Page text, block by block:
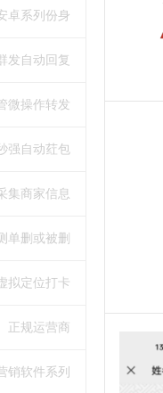
卓系列份身
发自动回复
微操作转发
强自动荭包
集商家信息
单删或被删
拟定位打卡
正规运营商
销软件系列